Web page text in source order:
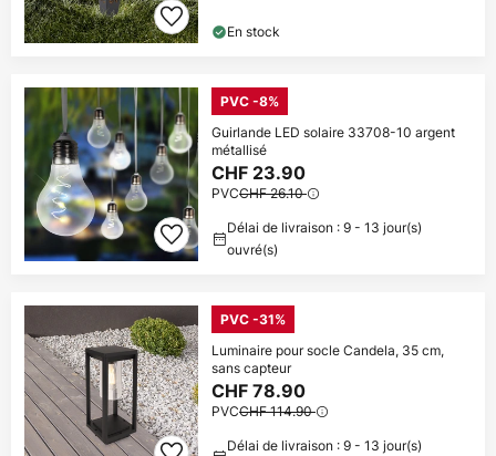
En stock
PVC -8%
Guirlande LED solaire 33708-10 argent
métallisé
CHF 23.90
PVCCHF 26.10
Délai de livraison : 9 - 13 jour(s)
ouvré(s)
PVC -31%
Luminaire pour socle Candela, 35 cm,
sans capteur
CHF 78.90
PVCCHF 114.90
Délai de livraison : 9 - 13 jour(s)